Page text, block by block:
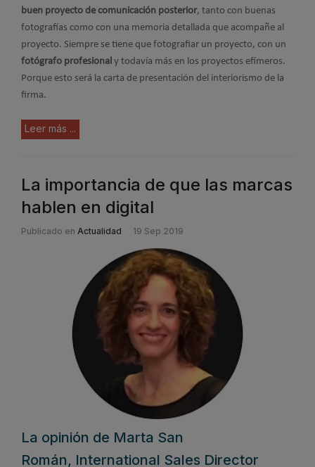
buen proyecto de comunicación posterior, tanto con buenas
fotografías como con una memoria detallada que acompañe al
proyecto. Siempre se tiene que fotografiar un proyecto, con un
fotógrafo profesional y todavía más en los proyectos efímeros.
Porque esto será la carta de presentación del interiorismo de la
firma.
Leer más ...
La importancia de que las marcas
hablen en digital
Publicado en Actualidad 19 Sep 2019
La opinión de Marta San
Román, International Sales Director